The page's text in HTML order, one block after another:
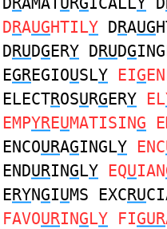
DRAUGHTILY DRAUG
DRUDGERY DRUDG
EGREGIOUSLY EIG
ELECTROSURGERY EL
EMPYREUMATISING
ENCOURAGINGLY ENC
ENDURINGLY EQUIAN
ERYNGIUMS EXCRU
FAVOURINGLY FIGUR